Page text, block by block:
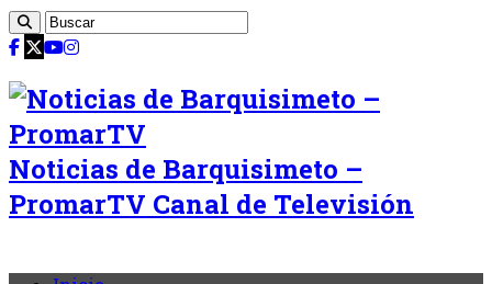
Noticias de Barquisimeto –
PromarTV Canal de Televisión